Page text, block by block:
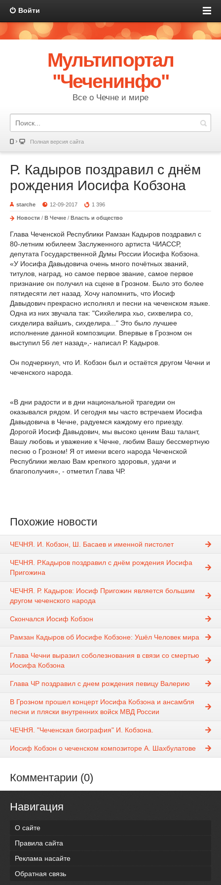
Войти
Мультипортал
"Чеченинфо"
Все о Чечне и мире
Полная версия сайта
Р. Кадыров поздравил с днём
рождения Иосифа Кобзона
starche 12-09-2017 1 396
Новости / В Чечне / Власть и общество
Глава Чеченской Республики Рамзан Кадыров поздравил с
80-летним юбилеем Заслуженного артиста ЧИАССР,
депутата Государственной Думы России Иосифа Кобзона.
«У Иосифа Давыдовича очень много почётных званий,
титулов, наград, но самое первое звание, самое первое
признание он получил на сцене в Грозном. Было это более
пятидесяти лет назад. Хочу напомнить, что Иосиф
Давыдович прекрасно исполнял и песни на чеченском языке.
Одна из них звучала так: "Сихйелира хьо, сихвелира со,
сихделира вайшиъ, сихделира..." Это было лучшее
исполнение данной композиции. Впервые в Грозном он
выступил 56 лет назад»,- написал Р. Кадыров.
Он подчеркнул, что И. Кобзон был и остаётся другом Чечни и
чеченского народа.
«В дни радости и в дни национальной трагедии он
оказывался рядом. И сегодня мы часто встречаем Иосифа
Давыдовича в Чечне, радуемся каждому его приезду.
Дорогой Иосиф Давыдович, мы высоко ценим Ваш талант,
Вашу любовь и уважение к Чечне, любим Вашу бессмертную
песню о Грозном! Я от имени всего народа Чеченской
Республики желаю Вам крепкого здоровья, удачи и
благополучия», - отметил Глава ЧР.
Похожие новости
ЧЕЧНЯ. И. Кобзон, Ш. Басаев и именной пистолет
ЧЕЧНЯ. Р.Кадыров поздравил с днём рождения Иосифа
Пригожина
ЧЕЧНЯ. Р. Кадыров: Иосиф Пригожин является большим
другом чеченского народа
Скончался Иосиф Кобзон
Рамзан Кадыров об Иосифе Кобзоне: Ушёл Человек мира
Глава Чечни выразил соболезнования в связи со смертью
Иосифа Кобзона
Глава ЧР поздравил с днем рождения певицу Валерию
В Грозном прошел концерт Иосифа Кобзона и ансамбля
песни и пляски внутренних войск МВД России
ЧЕЧНЯ. "Чеченская биография" И. Кобзона.
Иосиф Кобзон о чеченском композиторе А. Шахбулатове
Комментарии (0)
Навигация
О сайте
Правила сайта
Реклама насайте
Обратная связь